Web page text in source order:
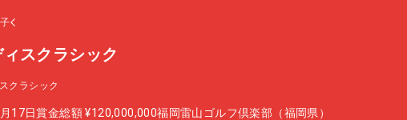
スクラシック
クラシック
17日賞金総額 ¥120,000,000福岡雷山ゴルフ倶楽部（福岡県）